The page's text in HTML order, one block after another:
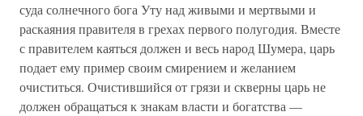
суда солнечного бога Уту над живыми и мертвыми и
раскаяния правителя в грехах первого полугодия. Вместе
с правителем каяться должен и весь народ Шумера, царь
подает ему пример своим смирением и желанием
очиститься. Очистившийся от грязи и скверны царь не
должен обращаться к знакам власти и богатства —